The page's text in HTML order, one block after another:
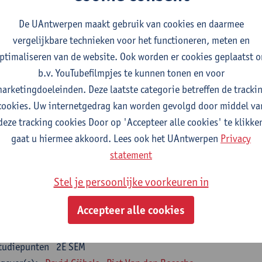
Psychology
2E SEM
studiepunten
Katrien Maldoy Konrad Rudnicki
en crossmedialiteit
1E SEM
Steve Paulussen
Communicatie
cluster opleidings- en onderwijswetenschappen
2E SEM
De UAntwerpen maakt gebruik van cookies en daarmee
vergelijkbare technieken voor het functioneren, meten en
van de website. Ook worden er cookies geplaatst
b.v. YouTubefilmpjes te kunnen tonen en voor
Deze laatste categorie betreffen de
Uw internetgedrag kan worden gevolgd door middel
tracking cookies Door op 'Accepteer alle cookies' te
gaat u hiermee akkoord. Lees ook het UAntwerpen Privacy
statement
Stel je persoonlijke voorkeuren in
Accepteer alle cookies